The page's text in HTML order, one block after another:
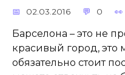
02.03.2016 0
Барселона – это не
красивый город, это
обязательно стоит